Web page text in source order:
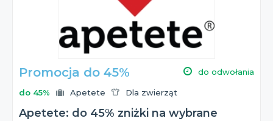
Promocja do 45% do odwołania
do 45% Apetete Dla zwierząt
Apetete: do 45% zniżki na wybrane